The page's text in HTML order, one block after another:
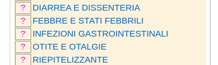
?
DIARREA E DISSENTERIA
?
FEBBRE E STATI FEBBRILI
?
INFEZIONI GASTROINTESTINALI
?
OTITE E OTALGIE
?
RIEPITELIZZANTE